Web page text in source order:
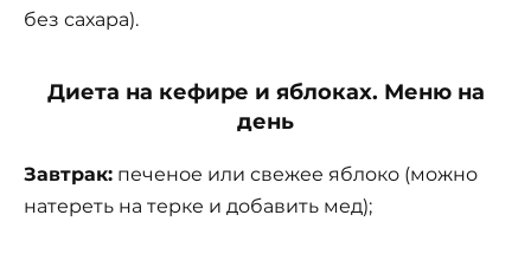
без сахара).
Диета на кефире и яблоках. Меню на
день
Завтрак: печеное или свежее яблоко (можно
натереть на терке и добавить мед);